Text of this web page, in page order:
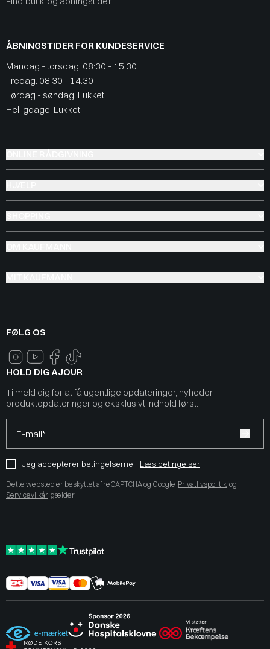
ÅBNINGSTIDER FOR KUNDESERVICE
Mandag - torsdag: 08:30 - 15:30
Fredag: 08:30 - 14:30
Lørdag - søndag: Lukket
Helligdage: Lukket
FØLG OS
HOLD DIG AJOUR
Tilmeld dig for at få ugentlige opdateringer, nyheder,
produktopdateringer og eksklusivt indhold først.
E-mail*
Jeg accepterer betingelserne. Læs betingelser
Dette websted er beskyttet af reCAPTCHA og Google Privatlivspolitik og
Servicevilkår gælder.